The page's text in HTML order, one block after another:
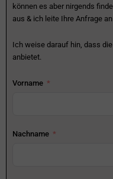
können es aber nirgends
aus & ich leite Ihre Anfrage
Ich weise darauf hin, dass
anbietet.
Vorname
Nachname